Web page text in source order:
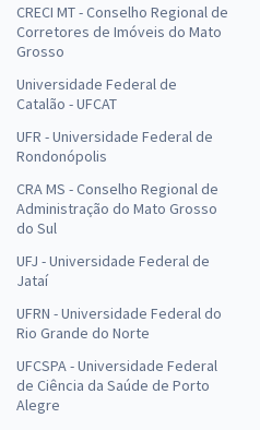
CRECI MT - Conselho Regional de
Corretores de Imóveis do Mato
Grosso
Universidade Federal de
Catalão - UFCAT
UFR - Universidade Federal de
Rondonópolis
CRA MS - Conselho Regional de
Administração do Mato Grosso
do Sul
UFJ - Universidade Federal de
Jataí
UFRN - Universidade Federal do
Rio Grande do Norte
UFCSPA - Universidade Federal
de Ciência da Saúde de Porto
Alegre